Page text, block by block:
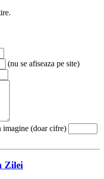
(nu se afiseaza pe site)
imagine (doar cifre)
Zilei